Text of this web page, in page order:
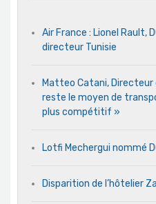
Air France : Lionel Rault,
directeur Tunisie
Matteo Catani, Directeur
reste le moyen de
plus compétitif »
Lotfi Mechergui nommé
Disparition de l’hôtelier